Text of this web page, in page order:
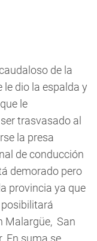
de la
dio la espalda y
le
trasvasado al
la presa
de conducción
demorado pero
provincia ya que
Malargüe, San
En suma se